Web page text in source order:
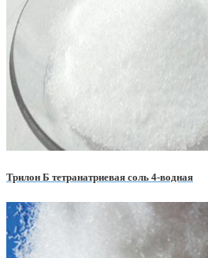
Трилон Б тетранатриевая соль 4-водная